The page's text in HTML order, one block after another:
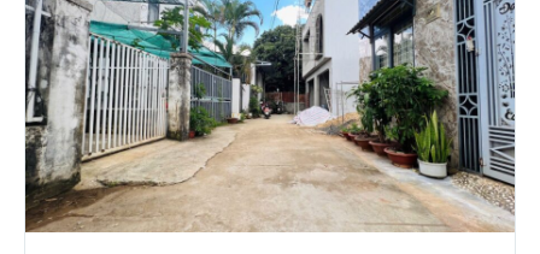
Giới thiệu
Nhà đất bán
Đất ở
Nhà phố